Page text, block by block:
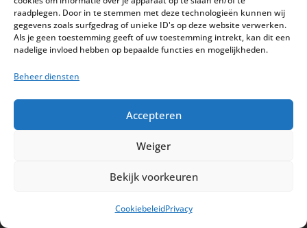
raadplegen. Door in te stemmen met deze technologieën kunnen wij
gegevens zoals surfgedrag of unieke ID's op deze website verwerken.
Als je geen toestemming geeft of uw toestemming intrekt, kan dit een
nadelige invloed hebben op bepaalde functies en mogelijkheden.
Beheer diensten
Accepteren
Weiger
Bekijk voorkeuren
CookiebeleidPrivacy
Bestel nu nog aan de 2025 prijzen
Safran Palace start met nieuw
Privacy